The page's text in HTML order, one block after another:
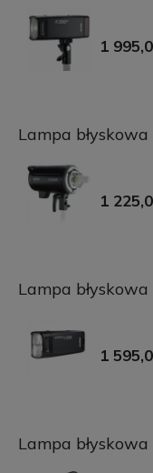
1
Lampa
1
Lampa
1
Lampa